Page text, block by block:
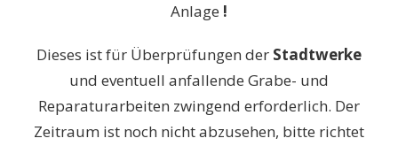
Anlage !
Dieses ist für Überprüfungen der Stadtwerke
und eventuell anfallende Grabe- und
Reparaturarbeiten zwingend erforderlich. Der
Zeitraum ist noch nicht abzusehen, bitte richtet